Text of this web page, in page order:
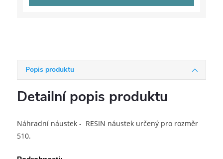
Popis produktu
Detailní popis produktu
Náhradní náustek - RESIN náustek určený pro rozměr
510.